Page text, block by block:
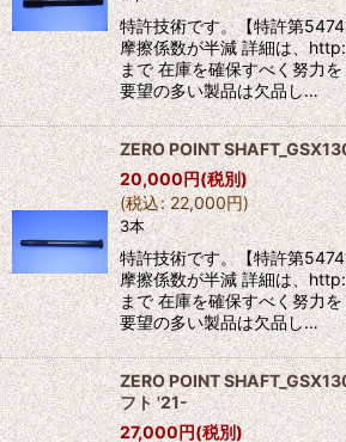
特許技術です。【特許第
摩擦係数が半減 詳細は、
まで 在庫を確保すべく努力
要望の多い製品は欠品し…
ZERO POINT
20,000円(税別)
(税込: 22,000円)
3本
特許技術です。【特許第
摩擦係数が半減 詳細は、
まで 在庫を確保すべく努力
要望の多い製品は欠品し…
ZERO POINT
フト '21-
27,000円(税別)